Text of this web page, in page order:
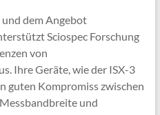
dem Angebot
Sciospec Forschung
von
Ihre Geräte, wie der ISX-3
guten Kompromiss zwischen
und